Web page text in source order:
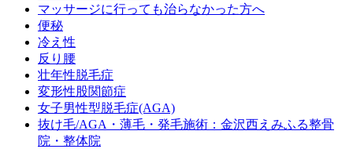
マッサージに行っても治らなかった方へ
便秘
冷え性
反り腰
壮年性脱毛症
変形性股関節症
女子男性型脱毛症(AGA)
抜け毛/AGA・薄毛・発毛施術：金沢西えみふる整骨
院・整体院